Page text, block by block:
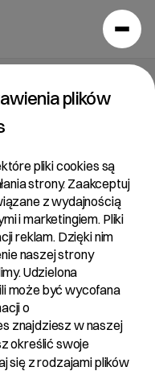
2019
akcjach Spółki
obowiązki
plików
pliki cookies są
strony. Zaakceptuj
z wydajnością
i marketingiem. Pliki
reklam. Dzięki nim
naszej strony
Udzielona
może być wycofana
o
znajdziesz w naszej
określić swoje
się z rodzajami plików